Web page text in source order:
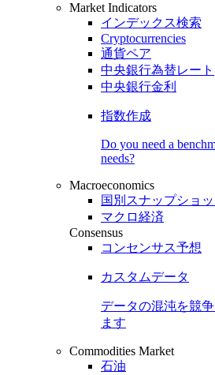
Market Indicators
インデックス検索
Cryptocurrencies
通貨ペア
中央銀行為替レート
中央銀行金利
指数作成
Do you need a
needs?
Macroeconomics
国別スナップショッ
マクロ経済
Consensus
コンセンサス予想
カスタムデータ
データの混沌を競
ます
Commodities Market
石油